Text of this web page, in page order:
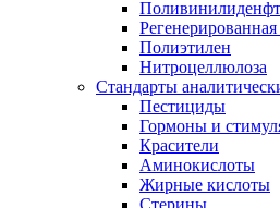
Полиэтилен
Нитроцеллюлоза
Стандарты
Пестициды
Гормоны и
Красители
Аминокислоты
Жирные кислоты
Стерины